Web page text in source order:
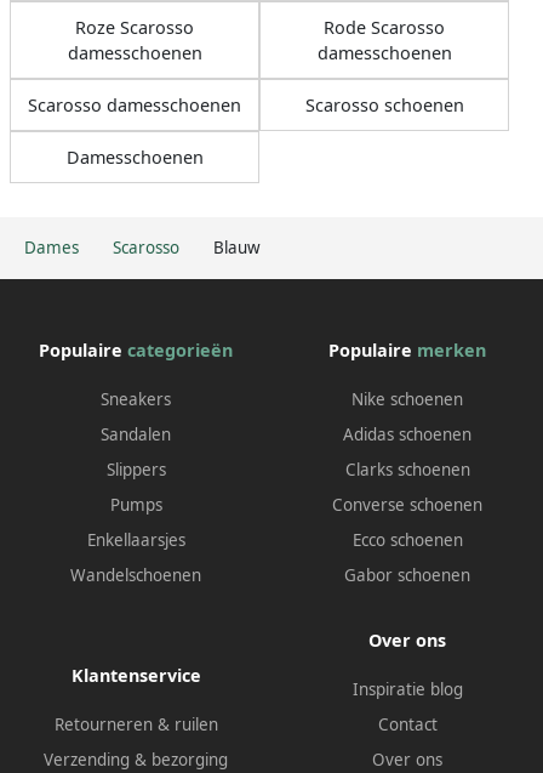
Dames Scarosso Blauw
Roze Scarosso
damesschoenen
Rode Scarosso
damesschoenen
Scarosso damesschoenen Scarosso schoenen
Damesschoenen
Populaire categorieën
Sneakers
Sandalen
Slippers
Pumps
Enkellaarsjes
Wandelschoenen
Populaire merken
Nike schoenen
Adidas schoenen
Clarks schoenen
Converse schoenen
Ecco schoenen
Gabor schoenen
Klantenservice
Retourneren & ruilen
Verzending & bezorging
Over ons
Inspiratie blog
Contact
Over ons